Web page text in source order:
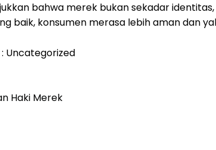
bahwa merek bukan sekadar
baik, konsumen merasa lebih aman dan
Uncategorized
Haki Merek